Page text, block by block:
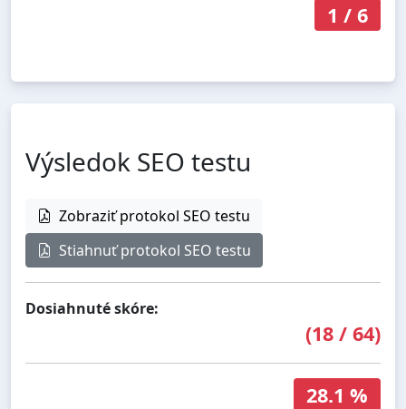
1 / 6
Výsledok SEO testu
Zobraziť protokol SEO testu
Stiahnuť protokol SEO testu
Dosiahnuté skóre:
(18 / 64)
28.1 %